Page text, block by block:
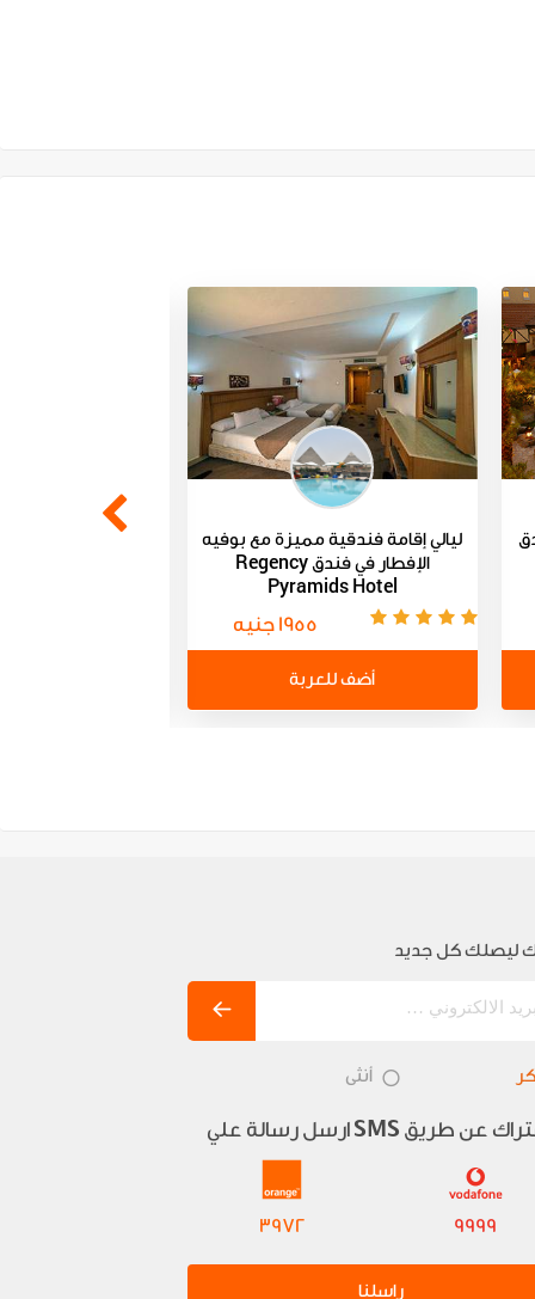
ليالي إقامة فندقية مميزة مع بوفيه
الإفطار في فندق Regency
Pyramids Hotel
1955 جنيه
أضف للعربة
ليصلك كل جديد
أنثى
عن طريق SMS ارسل رسالة علي
9999
3972
راسلنا